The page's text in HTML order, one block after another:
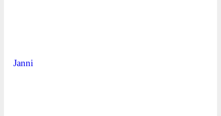
Janni